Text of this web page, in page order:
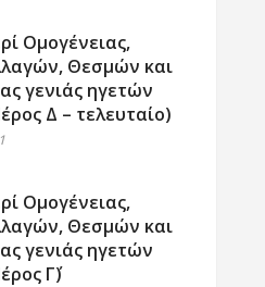
Ομογένειας,
Θεσμών και
γενιάς ηγετών
Δ – τελευταίο)
1
Ομογένειας,
Θεσμών και
γενιάς ηγετών
Γ΄)